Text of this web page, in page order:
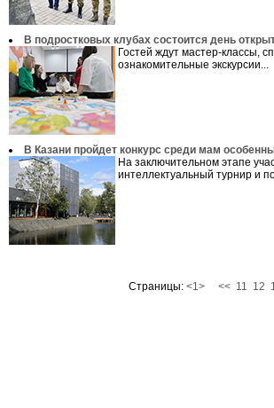
В подростковых клубах состоится день
Гостей ждут мастер-классы,
ознакомительные экскурсии...
В Казани пройдет конкурс среди мам
На заключительном этапе
интеллектуальный турнир и
Страницы: <1> << 11 12